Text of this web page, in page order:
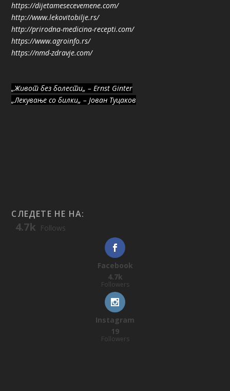
https://dijetamesecevemene.com/
http://www.lekovitobilje.rs/
http://prirodna-medicina-recepti.com/
https://www.agroinfo.rs/
https://nmd-zdravje.com/
„Живот без болести„ – Ernst Ginter
„Лекување со билки„ – Јован Туцаков
СЛЕДЕТЕ НЕ НА:
4.7k Follows
Facebook
4.7k
Followers
Instagram
19
Followers